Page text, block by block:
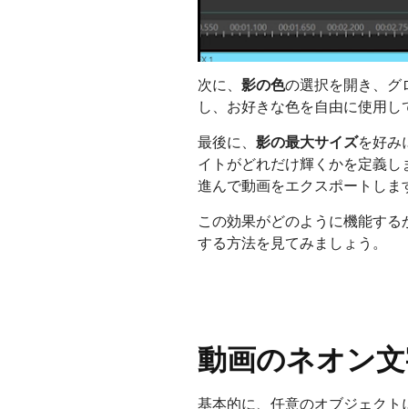
次に、 影の色の選択を開き、グ
し、お好きな色を自由に使用し
最後に、 影の最大サイズを好み
イトがどれだけ輝くかを定義
進んで動画をエクスポートしま
この効果がどのように機能す
する方法を見てみましょう。
動画のネオン
基本的に、任意のオブジェク